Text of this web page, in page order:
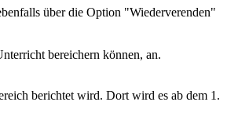
über die Option "Wiederverenden"
bereichern können, an.
berichtet wird. Dort wird es ab dem 1.